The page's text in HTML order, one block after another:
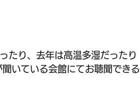
たり、去年は高温多湿だったり
いている会館にてお聴聞できる